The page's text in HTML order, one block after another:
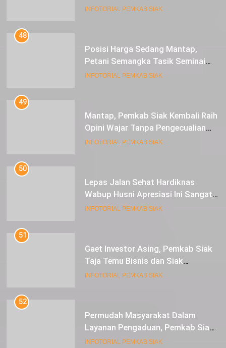
Bupati Siak Terima Gelar Adat
INFOTORIAL PEMKAB SIAK
48
Posisi Harga Sedang Mantap,
Petani Semangka Tasik Seminai
Raup Untung
INFOTORIAL PEMKAB SIAK
49
Mantap, Pemkab Siak Kembali Raih
Opini Wajar Tanpa Pengecualian
ke-13 Dari BPK RI.
INFOTORIAL PEMKAB SIAK
50
Lepas Jalan Sehat Hardiknas
Wabup Husni Apresiasi Ini Sangat
Luar Biasa
INFOTORIAL PEMKAB SIAK
51
Gaet Investor Asing, Pemkab Siak
Taja Temu Bisnis dan Siak
Expoversary 2024
INFOTORIAL PEMKAB SIAK
52
Permudah Masyarakat Dalam
Layanan Pengaduan, Pemkab Siak
Luncurkan Aplikasi SIP PUAN
INFOTORIAL PEMKAB SIAK